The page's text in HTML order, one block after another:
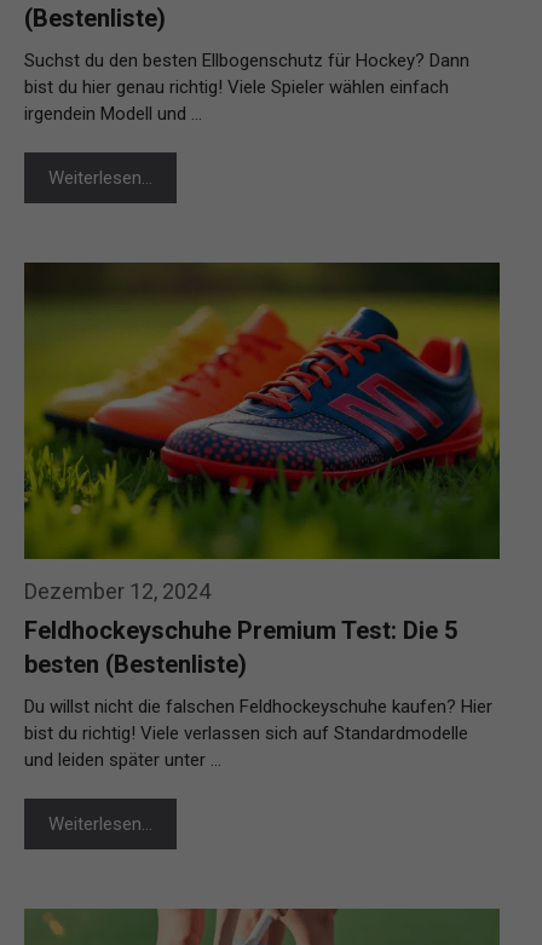
(Bestenliste)
Suchst du den besten Ellbogenschutz für Hockey? Dann
bist du hier genau richtig! Viele Spieler wählen einfach
irgendein Modell und …
Weiterlesen…
Dezember 12, 2024
Feldhockeyschuhe Premium Test: Die 5
besten (Bestenliste)
Du willst nicht die falschen Feldhockeyschuhe kaufen? Hier
bist du richtig! Viele verlassen sich auf Standardmodelle
und leiden später unter …
Weiterlesen…